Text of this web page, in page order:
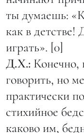
ты думаешь:
как в
играть». [0]
Д.Х.: Конечно,
говорить, но
практически
стихийное
каково им,